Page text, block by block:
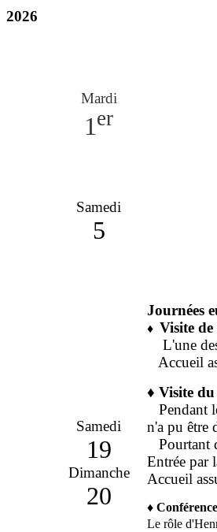
2026
Mardi
1er
Samedi
5
Samedi
19
Dimanche
20
Journées
♦ Visite
L'une des
Accueil
♦ Visite
Pendant
n'a pu être
Pourtant
Entrée par
Accueil
♦
Le rôle